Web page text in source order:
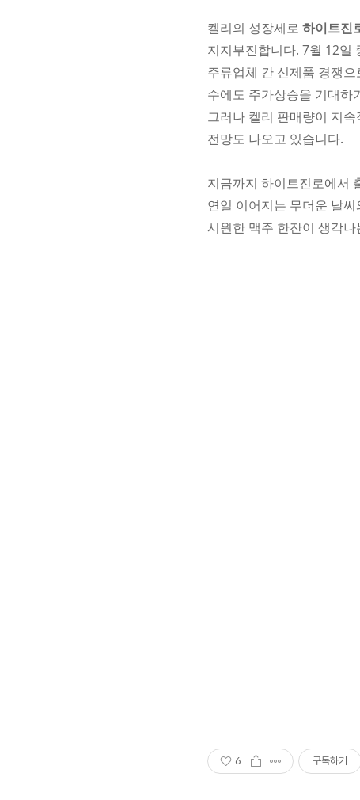
켈리의 성장세로 하이트진
지지부진합니다. 7월 12일
주류업체 간 신제품 경쟁
수에도 주가상승을 기대하
그러나 켈리 판매량이 지
전망도 나오고 있습니다.
지금까지 하이트진로에서
연일 이어지는 무더운 날
시원한 맥주 한잔이 생각나
6 구독하기